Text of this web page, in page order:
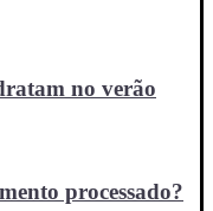
no verão
processado?